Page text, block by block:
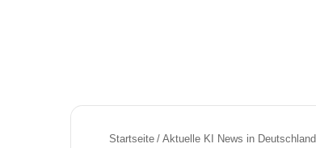
Startseite / Aktuelle KI News in Deutschland